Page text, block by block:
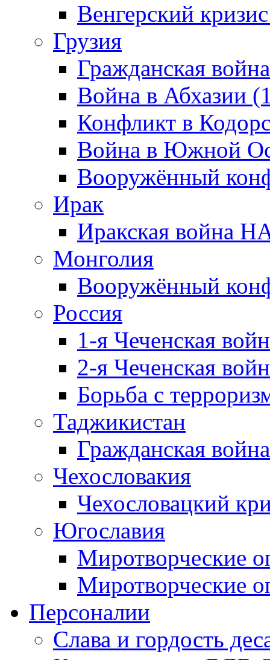
Венгерский
Грузия
Гражданская
Война в Абхазии
Конфликт в
Война в Южной
Вооружённый
Ирак
Иракская война
Монголия
Вооружённый
Россия
1-я Чеченская
2-я Чеченская
Борьба с
Таджикистан
Гражданская
Чехословакия
Чехословацкий
Югославия
Миротворческие
Миротворческие
Персоналии
Слава и гордость